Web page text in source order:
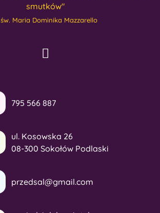
smutków"
św. Maria Dominika Mazzarello
795 566 887
ul. Kosowska 26
08-300 Sokołów Podlaski
przedsal@gmail.com